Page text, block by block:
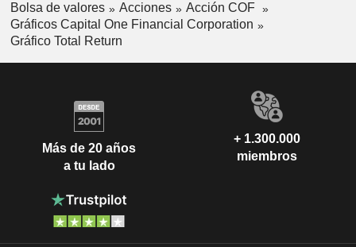
Bolsa de valores Acciones
Acción COF
Gráficos Capital One Financial Corporation
Gráfico Total Return
Más de 20 años
a tu lado
+ 1.300.000
miembros